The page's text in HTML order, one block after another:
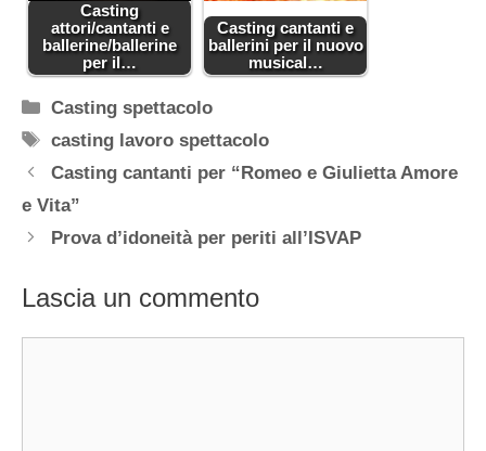
Casting
attori/cantanti e
ballerine/ballerine
per il…
Casting cantanti e
ballerini per il nuovo
musical…
Categorie
Casting spettacolo
Tag
casting lavoro spettacolo
Casting cantanti per “Romeo e Giulietta Amore
e Vita”
Prova d’idoneità per periti all’ISVAP
Lascia un commento